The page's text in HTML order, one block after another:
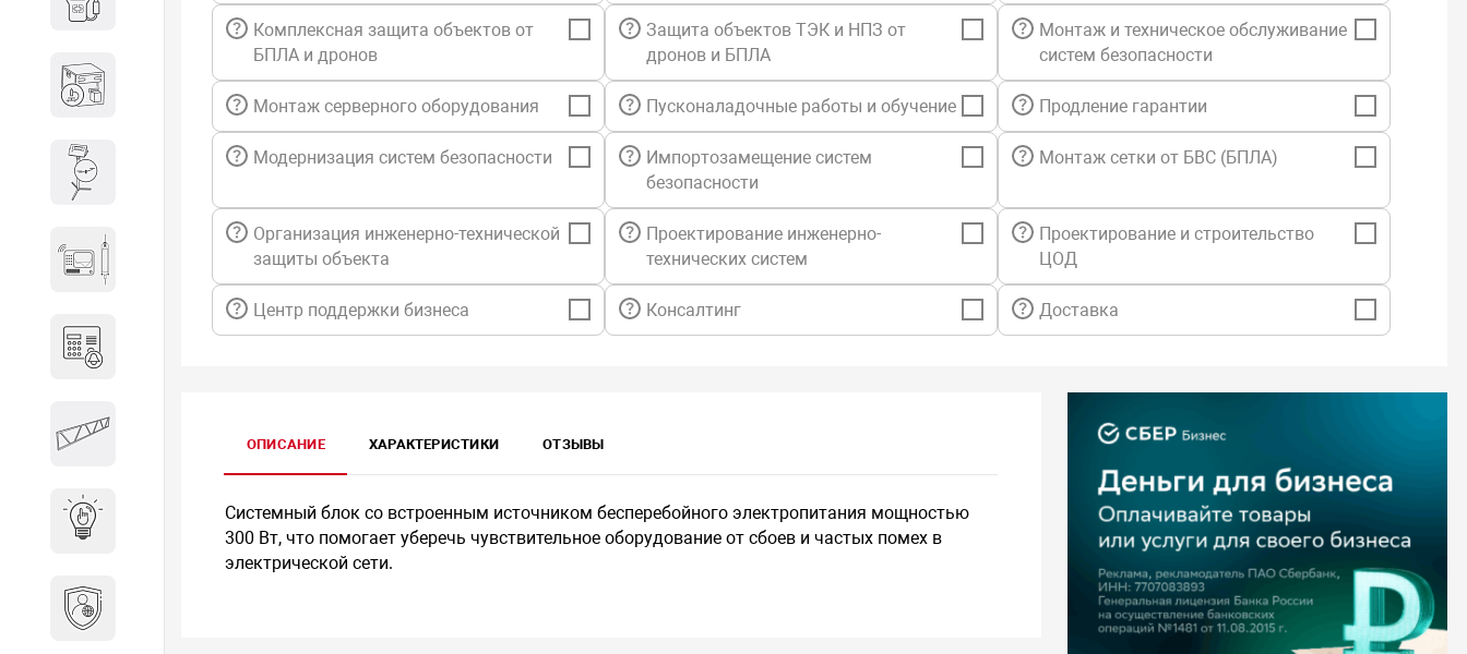
оборудование
Атомно-эмиссионные
спектрометры
Весы и весовое оборудование
Гидроакустическое
металлоконструкции
Интерактивные решения
Комплексная защита объектов от
БПЛА и дронов
Защита объектов ТЭК и НПЗ от
дронов и БПЛА
Монтаж и техническое обслуживание
систем безопасности
Монтаж серверного оборудования Пусконаладочные работы и обучение Продление гарантии
Модернизация систем безопасности
Импортозамещение систем
безопасности
Монтаж сетки от БВС (БПЛА)
Организация инженерно-технической
защиты объекта
Проектирование инженерно-
технических систем
Проектирование и строительство
ЦОД
Центр поддержки бизнеса Консалтинг Доставка
ОПИСАНИЕ ХАРАКТЕРИСТИКИ ОТЗЫВЫ
Системный блок со встроенным источником бесперебойного электропитания мощностью
300 Вт, что помогает уберечь чувствительное оборудование от сбоев и частых помех в
электрической сети.